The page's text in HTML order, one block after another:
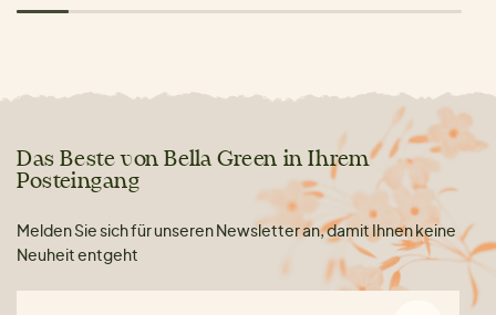
Das Beste von Bella Green in Ihrem
Posteingang
Melden Sie sich für unseren Newsletter an, damit Ihnen keine
Neuheit entgeht